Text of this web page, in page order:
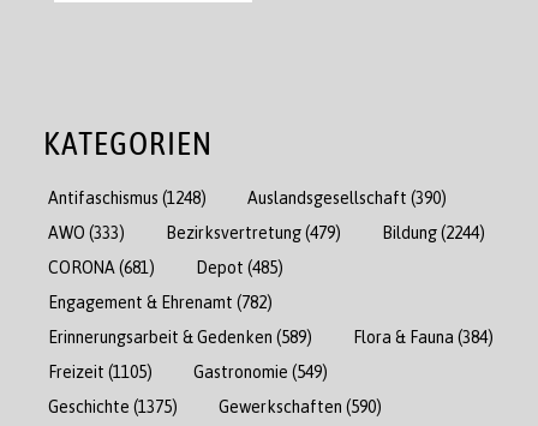
KATEGORIEN
Antifaschismus (1248) Auslandsgesellschaft (390)
AWO (333) Bezirksvertretung(479) Bildung(2244)
CORONA(681) Depot (485)
Engagement & Ehrenamt (782)
Erinnerungsarbeit & Gedenken (589) Flora & Fauna (384)
Freizeit (1105) Gastronomie (549)
Geschichte (1375) Gewerkschaften (590)